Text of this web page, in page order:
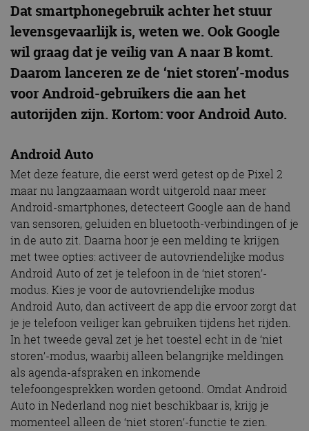
Dat smartphonegebruik achter het stuur
levensgevaarlijk is, weten we. Ook Google
wil graag dat je veilig van A naar B komt.
Daarom lanceren ze de ‘niet storen’-modus
voor Android-gebruikers die aan het
autorijden zijn. Kortom: voor Android Auto.
Android Auto
Met deze feature, die eerst werd getest op de Pixel 2
maar nu langzaamaan wordt uitgerold naar meer
Android-smartphones, detecteert Google aan de hand
van sensoren, geluiden en bluetooth-verbindingen of je
in de auto zit. Daarna hoor je een melding te krijgen
met twee opties: activeer de autovriendelijke modus
Android Auto of zet je telefoon in de ‘niet storen’-
modus. Kies je voor de autovriendelijke modus
Android Auto, dan activeert de app die ervoor zorgt dat
je je telefoon veiliger kan gebruiken tijdens het rijden.
In het tweede geval zet je het toestel echt in de ‘niet
storen’-modus, waarbij alleen belangrijke meldingen
als agenda-afspraken en inkomende
telefoongesprekken worden getoond. Omdat Android
Auto in Nederland nog niet beschikbaar is, krijg je
momenteel alleen de ‘niet storen’-functie te zien.